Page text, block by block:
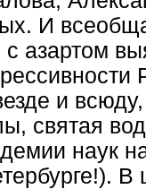
И
азартом
и всюду,
святая
наук
В